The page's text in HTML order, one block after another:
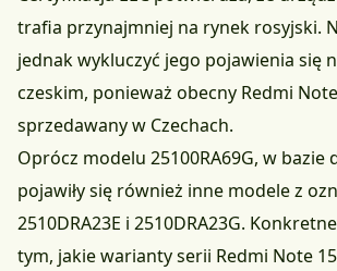
trafia przynajmniej na rynek rosyjski.
jednak wykluczyć jego pojawienia się
czeskim, ponieważ obecny Redmi
sprzedawany w Czechach.
Oprócz modelu 25100RA69G, w bazie
pojawiły się również inne modele z
2510DRA23E i 2510DRA23G.
tym, jakie warianty serii Redmi Note